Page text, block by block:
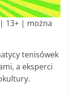
13+ | można
tenisówek
a eksperci